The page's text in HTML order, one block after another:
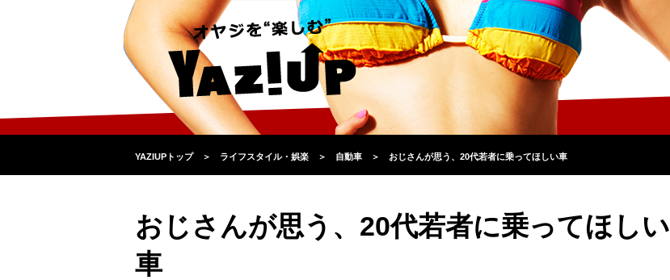
YAZIUPトップ ＞ ライフスタイル・娯楽 ＞ 自動車 ＞ おじさんが思う、20代若者に乗ってほしい車
おじさんが思う、20代若者に乗ってほしい
車